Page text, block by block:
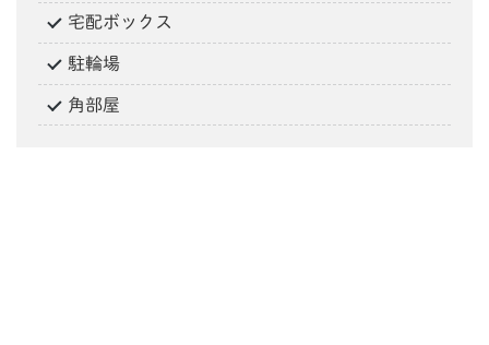
宅配ボックス
駐輪場
角部屋